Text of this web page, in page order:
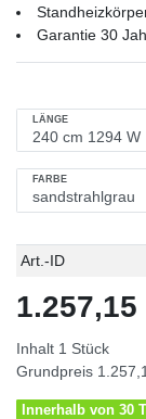
Garantie 30
LÄNGE
FARBE
Technisches
Wert
Art.-ID
1.257,15
Inhalt 1 Stück
Grundpreis
Innerhalb von 30